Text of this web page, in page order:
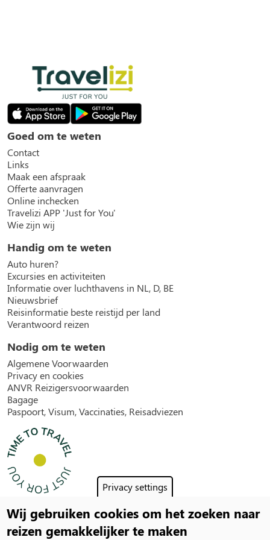
Privacy settings
Wij gebruiken cookies om het zoeken naar
reizen gemakkelijker te maken
Goed om te weten
Contact
Links
Maak een afspraak
Offerte aanvragen
Online inchecken
Travelizi APP 'Just for You'
Wie zijn wij
Handig om te weten
Auto huren?
Excursies en activiteiten
Informatie over luchthavens in NL, D, BE
Nieuwsbrief
Reisinformatie beste reistijd per land
Verantwoord reizen
Nodig om te weten
Algemene Voorwaarden
Privacy en cookies
ANVR Reizigersvoorwaarden
Bagage
Paspoort, Visum, Vaccinaties, Reisadviezen
Social